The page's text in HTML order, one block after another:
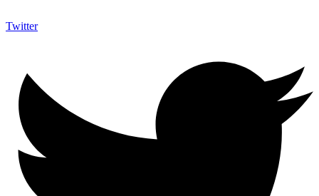
Twitter